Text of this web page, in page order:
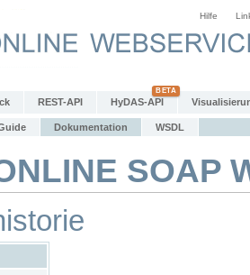
Hilfe
REST-API HyDAS-API
Dokumentation WSDL
SOAP